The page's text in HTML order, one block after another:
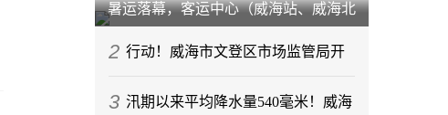
暑运落幕，客运中心（威海站、威海北
站）到发旅客212.88万人次
2 行动！威海市文登区市场监管局开
展节前月饼专项监督检查
3 汛期以来平均降水量540毫米！威海